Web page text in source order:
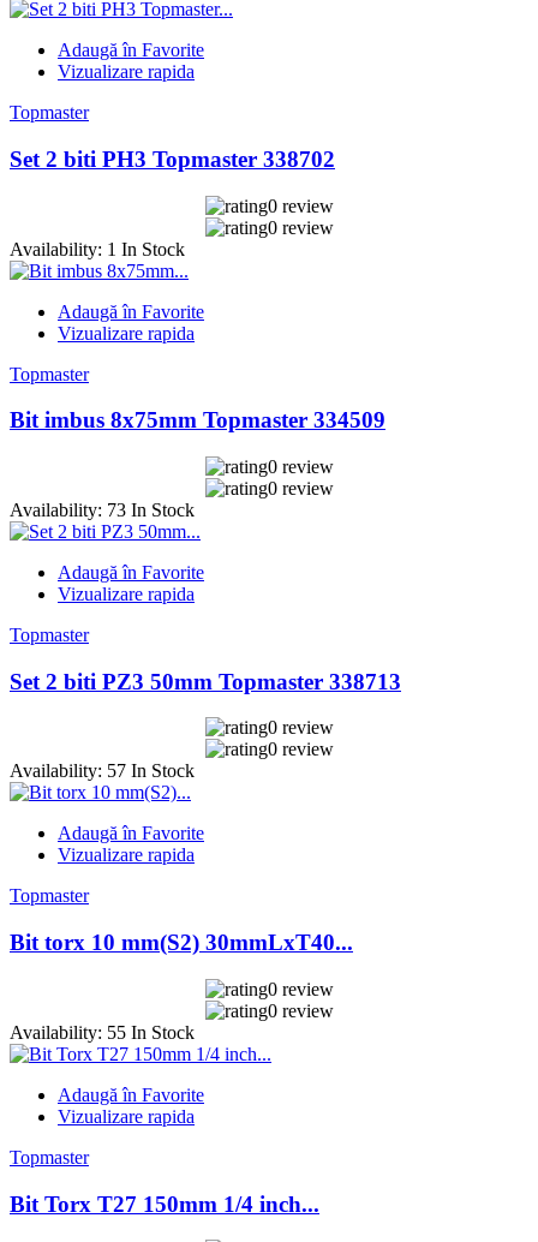
Adaugă în Favorite
Vizualizare rapida
Topmaster
Set 2 biti PH3 Topmaster 338702
0 review
0 review
Availability: 1 In Stock
Adaugă în Favorite
Vizualizare rapida
Topmaster
Bit imbus 8x75mm Topmaster 334509
0 review
0 review
Availability: 73 In Stock
Adaugă în Favorite
Vizualizare rapida
Topmaster
Set 2 biti PZ3 50mm Topmaster 338713
0 review
0 review
Availability: 57 In Stock
Adaugă în Favorite
Vizualizare rapida
Topmaster
Bit torx 10 mm(S2) 30mmLxT40...
0 review
0 review
Availability: 55 In Stock
Adaugă în Favorite
Vizualizare rapida
Topmaster
Bit Torx T27 150mm 1/4 inch...